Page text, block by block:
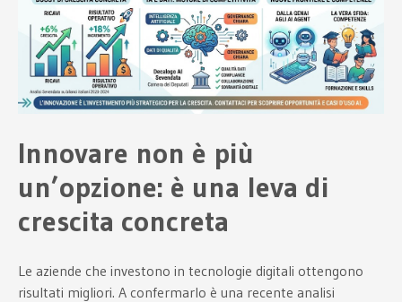
Innovare non è più
un’opzione: è una leva di
crescita concreta
Le aziende che investono in tecnologie digitali ottengono
risultati migliori. A confermarlo è una recente analisi